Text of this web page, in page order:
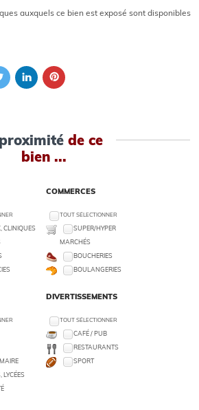
auxquels ce bien est exposé sont disponibles
de ce
bien ...
CLINIQUES
COMMERCES
TOUT SÉLECTIONNER
SUPER/HYPER
MARCHÉS
BOUCHERIES
BOULANGERIES
LYCÉES
DIVERTISSEMENTS
TOUT SÉLECTIONNER
CAFÉ / PUB
RESTAURANTS
SPORT